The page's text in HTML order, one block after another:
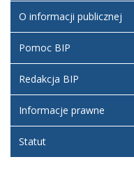
O informacji publicznej
Pomoc BIP
Redakcja BIP
Informacje prawne
Statut